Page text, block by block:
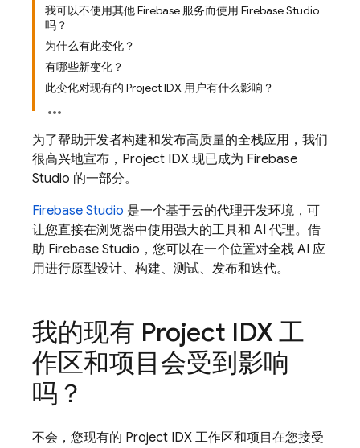
我可以不使用其他 Firebase 服务而使用 Firebase Studio
吗？
为什么有此变化？
有哪些新变化？
此变化对现有的 Project IDX 用户有什么影响？
为了帮助开发者构建和发布高质量的全栈应用，我们
很高兴地宣布， Project IDX 现已成为 Firebase
Studio 的一部分。
Firebase Studio 是一个基于云的代理开发环境，可
让您直接在浏览器中使用强大的工具和 AI 代理。借
助 Firebase Studio ，您可以在一个位置对全栈 AI 应
用进行原型设计、构建、测试、发布和迭代。
我的现有 Project IDX工
作区和项目会受到影响
吗？
不会，您现有的 Project IDX 工作区和项目在您接受